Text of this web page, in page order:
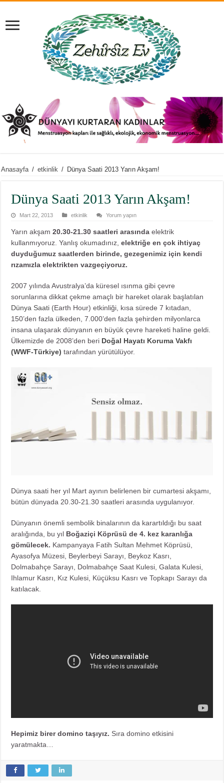
Anasayfa / etkinlik / Dünya Saati 2013 Yarın Akşam!
Dünya Saati 2013 Yarın Akşam!
Mart 22, 2013 etkinlik Yorum yapın
Yarın akşam20.30-21.30 saatleri arasında elektrik
kullanmıyoruz. Yanlış okumadınız,elektriğe en çok ihtiyaç
duyduğumuz saatlerden birinde, gezegenimiz için kendi
rızamızla elektrikten vazgeçiyoruz.
2007 yılında Avustralya’da küresel ısınma gibi çevre
sorunlarına dikkat çekme amaçlı bir hareket olarak başlatılan
Dünya Saati (Earth Hour) etkinliği, kısa sürede 7 kıtadan,
150’den fazla ülkeden, 7.000’den fazla şehirden milyonlarca
insana ulaşarak dünyanın en büyük çevre hareketi haline geldi.
Ülkemizde de 2008’den beri Doğal Hayatı Koruma Vakfı
(WWF-Türkiye) tarafından yürütülüyor.
Dünya saati her yıl Mart ayının belirlenen bir cumartesi akşamı,
bütün dünyada 20.30-21.30 saatleri arasında uygulanıyor.
Dünyanın önemli sembolik binalarının da karartıldığı bu saat
aralığında, bu yıl Boğaziçi Köprüsü de 4. kez karanlığa
gömülecek. Kampanyaya Fatih Sultan Mehmet Köprüsü,
Ayasofya Müzesi, Beylerbeyi Sarayı, Beykoz Kasrı,
Dolmabahçe Sarayı, Dolmabahçe Saat Kulesi, Galata Kulesi,
Ihlamur Kasrı, Kız Kulesi, Küçüksu Kasrı ve Topkapı Sarayı da
katılacak.
Hepimiz birer domino taşıyız. Sıra domino etkisini
yaratmakta…